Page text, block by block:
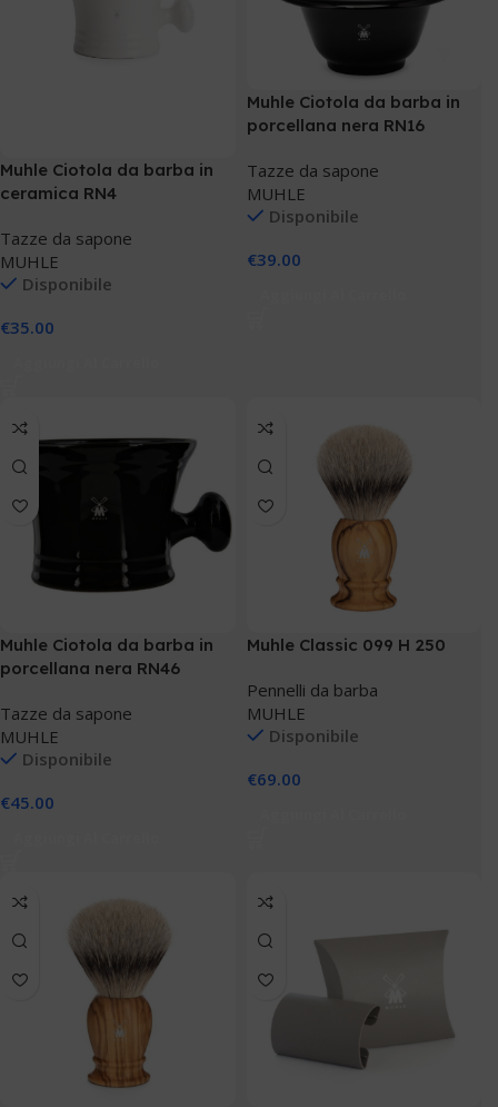
Muhle Ciotola da barba in
ceramica RN4
Tazze da sapone
MUHLE
Disponibile
€35.00
Muhle Ciotola da barba in
porcellana nera RN16
Tazze da sapone
MUHLE
Disponibile
€39.00
Muhle Ciotola da barba in
porcellana nera RN46
Tazze da sapone
MUHLE
Disponibile
€45.00
Muhle Classic 099 H 250
Pennelli da barba
MUHLE
Disponibile
€69.00